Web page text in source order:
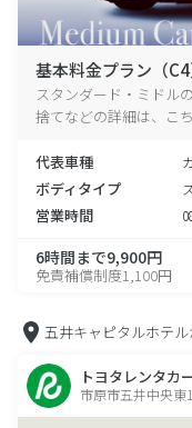
基本料金プラン（C4
スタンダード・ミドル
捨てなどの詳細は、こ
代表車種
ボディタイプ
営業時間
6時間まで9,900円
免責補償制度1,100円
五井キャピタルホテル
トヨタレンタカ
市原市五井中央東